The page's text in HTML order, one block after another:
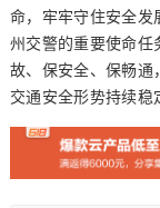
命，牢牢守住安全发
州交警的重要使命任
故、保安全、保畅通
交通安全形势持续稳